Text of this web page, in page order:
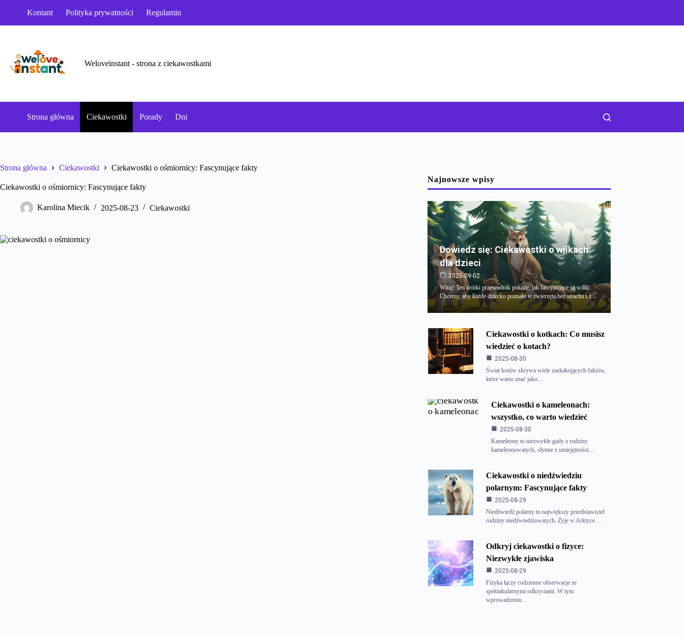
Kontant Polityka prywatności Regulamin
Weloveinstant - strona z ciekawostkami
Strona główna Ciekawostki Porady Dni
Strona główna Ciekawostki Ciekawostki o ośmiornicy: Fascynujące fakty
Ciekawostki o ośmiornicy: Fascynujące fakty
Karolina Miecik 2025-08-23 Ciekawostki
Najnowsze wpisy
All
Dowiedz się: Ciekawostki o wilkach
dla dzieci
2025-09-02
Witaj! Ten krótki przewodnik pokaże, jak fascynujące są wilki.
Chcemy, aby każde dziecko poznało te zwierzęta bez strachu i z…
Ciekawostki o kotkach: Co musisz
wiedzieć o kotach?
2025-08-30
Świat kotów skrywa wiele zaskakujących faktów,
które warto znać jako…
Ciekawostki o kameleonach:
wszystko, co warto wiedzieć
2025-08-30
Kameleony to niezwykłe gady z rodziny
kameleonowatych, słynne z umiejętności…
Ciekawostki o niedźwiedziu
polarnym: Fascynujące fakty
2025-08-29
Niedźwiedź polarny to największy przedstawiciel
rodziny niedźwiedziowatych. Żyje w Arktyce…
Odkryj ciekawostki o fizyce:
Niezwykłe zjawiska
2025-08-29
Fizyka łączy codzienne obserwacje ze
spektakularnymi odkryciami. W tym
wprowadzeniu…